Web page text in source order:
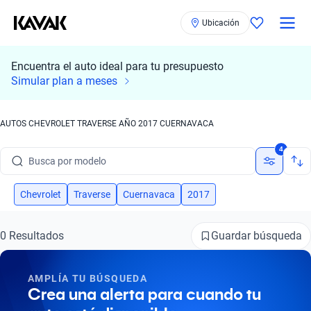
Ubicación
Encuentra el auto ideal para tu presupuesto
Simular plan a meses
AUTOS CHEVROLET TRAVERSE AÑO 2017 CUERNAVACA
Busca por modelo
Busca por versión
Busca por marca
Busca por modelo
4
Chevrolet Traverse Cuernavaca 2017
0 Resultados Guardar búsqueda
AMPLÍA TU BÚSQUEDA
Crea una alerta para cuando tu